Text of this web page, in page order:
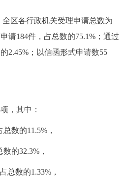
区各行政机关受理申请总数为
请184件，占总数的75.1%；通过
2.45%；以信函形式申请数55
，其中：
数的11.5%，
的32.3%，
数的1.33%，